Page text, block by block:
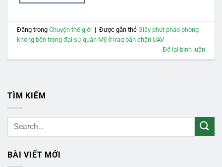
Đăng trongChuyện thế giới | Được gắn thẻGiây phút pháo phòng
không bên trong đại sứ quán Mỹ ở Iraq bắn chặn UAV
Để lại bình luận
TÌM KIẾM
BÀI VIẾT MỚI